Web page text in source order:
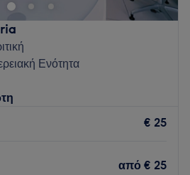
Ενότητα
€ 25
από € 25